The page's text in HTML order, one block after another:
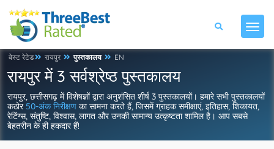
बेस्ट रेटेड रायपुर पुस्तकालय EN
रायपुर में 3 सर्वश्रेष्ठ पुस्तकालय
रायपुर, छत्तीसगढ़ में विशेषज्ञों द्वारा अनुशंसित शीर्ष 3 पुस्तकालयों। हमारे सभी पुस्तकालयों
कठोर 50-अंक निरीक्षण का सामना करते हैं, जिसमें ग्राहक समीक्षाएं, इतिहास, शिकायत,
रेटिंग्स, संतुष्टि, विश्वास, लागत और उनकी सामान्य उत्कृष्टता शामिल है। आप सबसे
बेहतरीन के ही हकदार हैं!